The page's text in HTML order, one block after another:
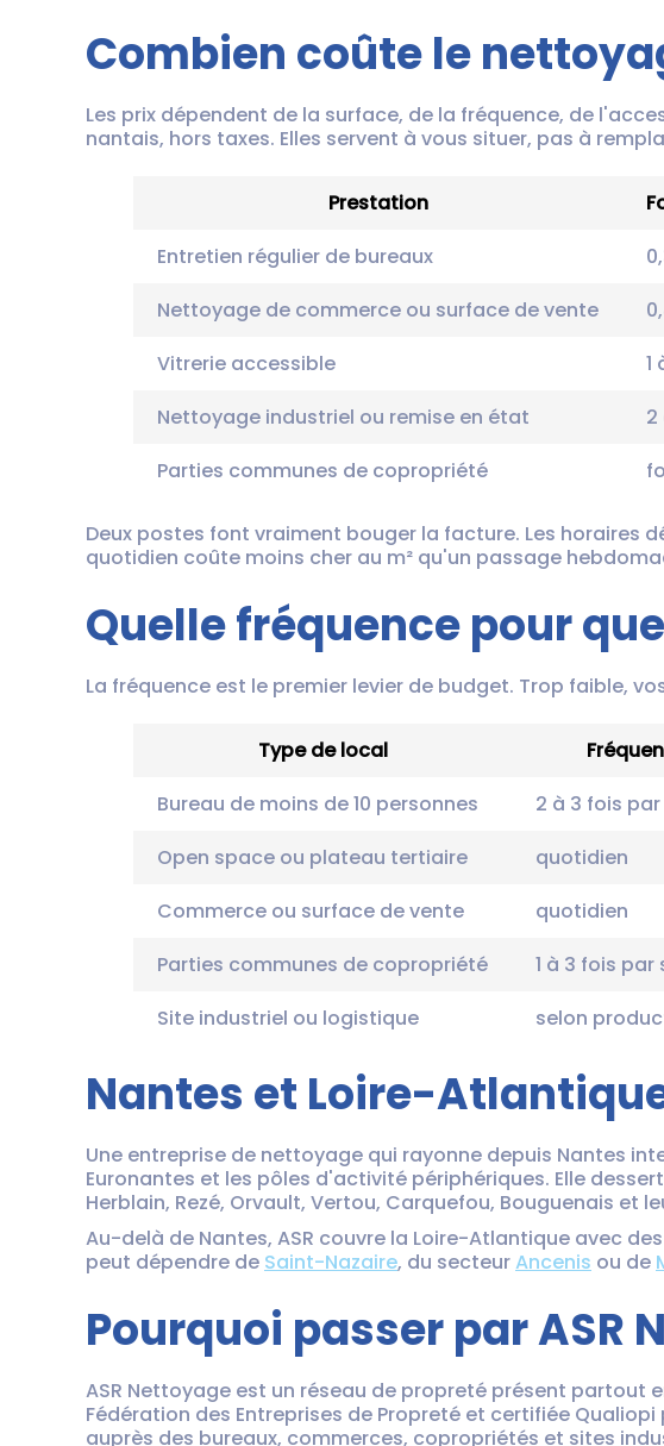
Combien coûte le
Les prix dépendent de la surface, de la fréquence, de
nantais, hors taxes. Elles servent à vous situer, pas à
Prestation
Entretien régulier de bureaux
Nettoyage de commerce ou surface de vente
Vitrerie accessible
1
Nettoyage industriel ou remise en état
2
Parties communes de copropriété
Deux postes font vraiment bouger la facture. Les horaires
quotidien coûte moins cher au m² qu'un passage
Quelle fréquence pour
La fréquence est le premier levier de budget. Trop faible,
Type de local
Bureau de moins de 10 personnes
2 à 3 fois
Open space ou plateau tertiaire
quotidien
Commerce ou surface de vente
quotidien
Parties communes de copropriété
1 à 3 fois par
Site industriel ou logistique
selon
Nantes et Loire-
Une entreprise de nettoyage qui rayonne depuis Nantes
Euronantes et les pôles d'activité périphériques. Elle
Herblain, Rezé, Orvault, Vertou, Carquefou, Bouguenais et
Au-delà de Nantes, ASR couvre la Loire-Atlantique avec
peut dépendre de Saint-Nazaire, du secteurAncenis ou de
Pourquoi passer par ASR
ASR Nettoyage est un réseau de propreté présent partout
Fédération des Entreprises de Propreté et certifiée
auprès des bureaux, commerces, copropriétés et sites